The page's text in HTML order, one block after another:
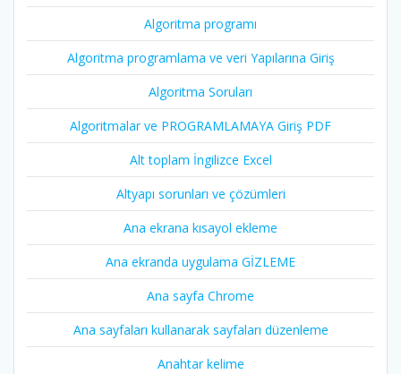
Algoritma programı
Algoritma programlama ve veri Yapılarına Giriş
Algoritma Soruları
Algoritmalar ve PROGRAMLAMAYA Giriş PDF
Alt toplam İngilizce Excel
Altyapı sorunları ve çözümleri
Ana ekrana kısayol ekleme
Ana ekranda uygulama GİZLEME
Ana sayfa Chrome
Ana sayfaları kullanarak sayfaları düzenleme
Anahtar kelime